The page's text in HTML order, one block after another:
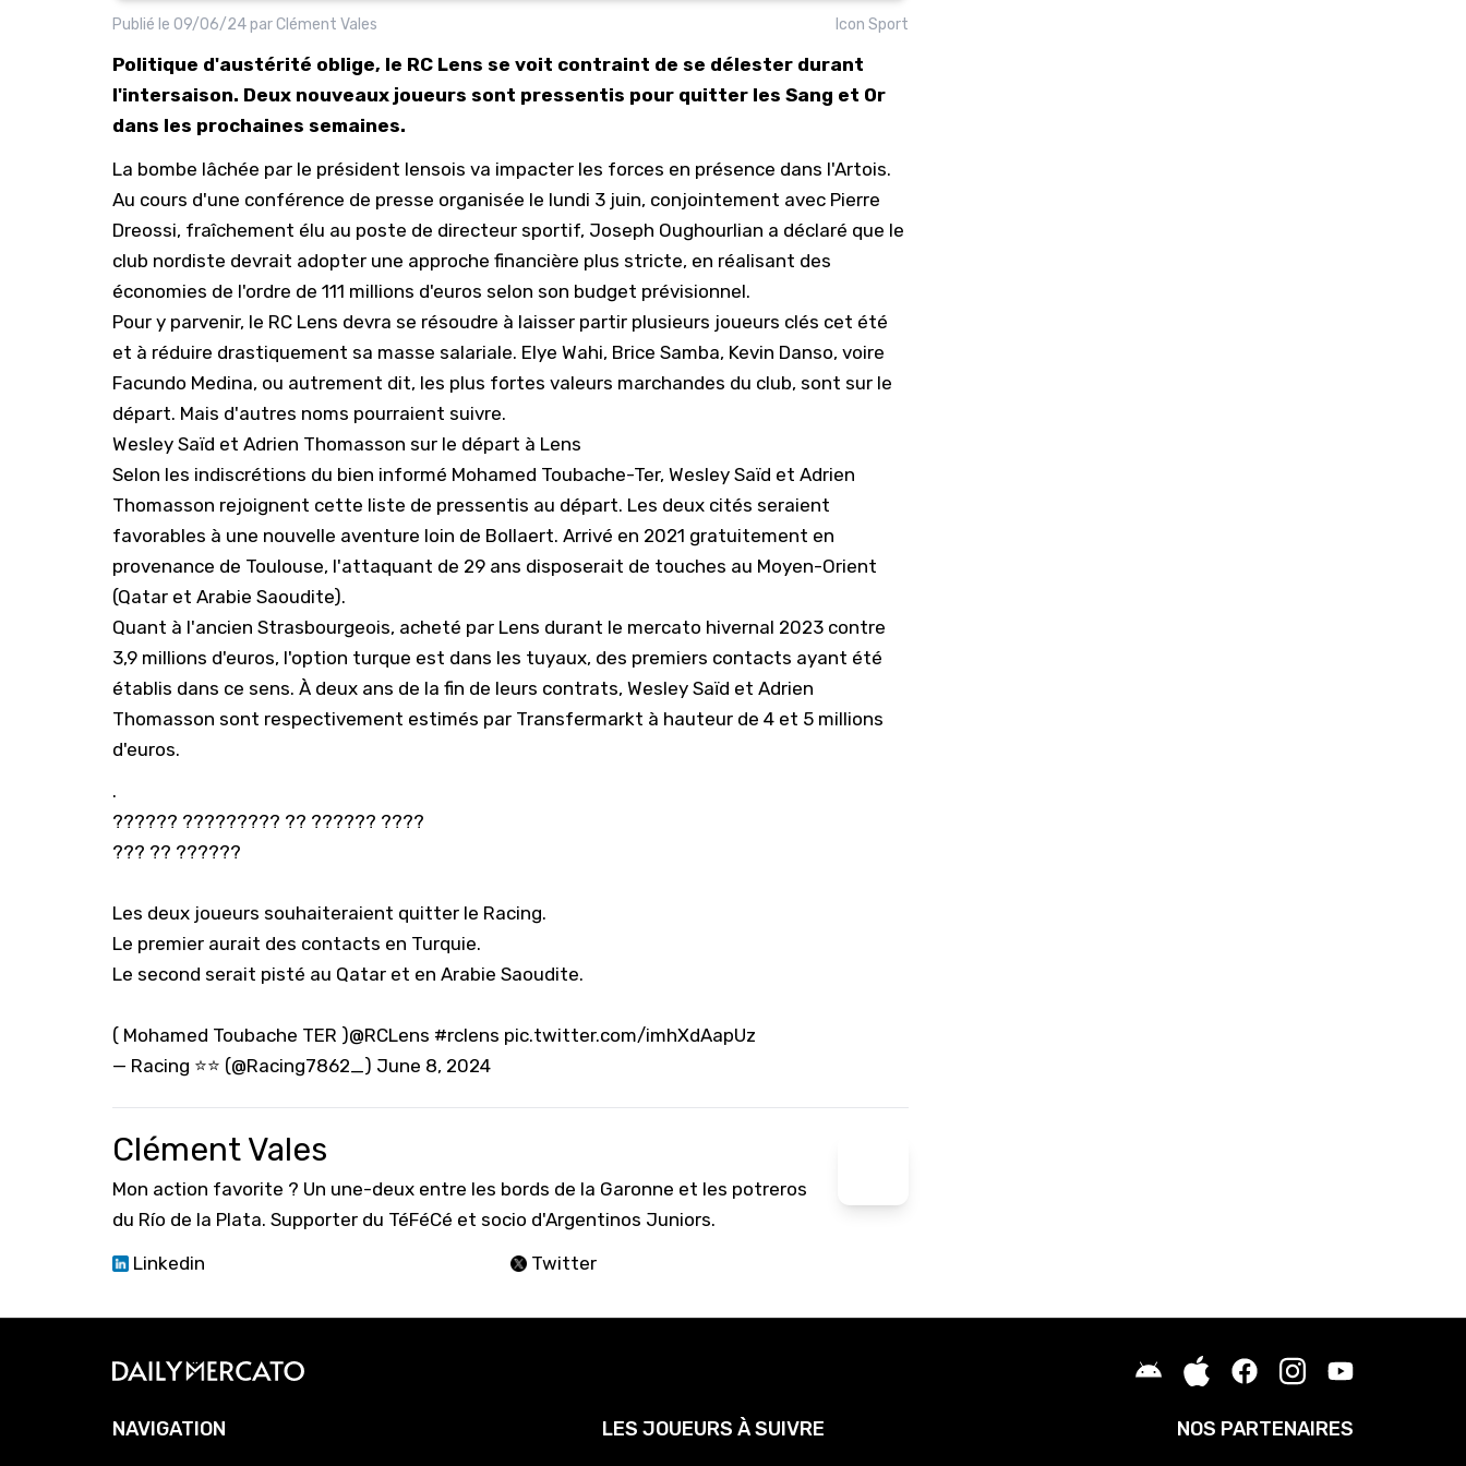
Publié le 09/06/24parClément Vales Icon Sport
Politique d'austérité oblige, le RC Lens se voit contraint de se délester durant
l'intersaison. Deux nouveaux joueurs sont pressentis pour quitter les Sang et Or
dans les prochaines semaines.
La bombe lâchée par le président lensois va impacter les forces en présence dans l'Artois.
Au cours d'une conférence de presse organisée le lundi 3 juin, conjointement avec Pierre
Dreossi, fraîchement élu au poste de directeur sportif, Joseph Oughourlian a déclaré que le
club nordiste devrait adopter une approche financière plus stricte, en réalisant des
économies de l'ordre de 111 millions d'euros selon son budget prévisionnel.
Pour y parvenir, le RC Lens devra se résoudre à laisser partir plusieurs joueurs clés cet été
et à réduire drastiquement sa masse salariale. Elye Wahi, Brice Samba, Kevin Danso, voire
Facundo Medina, ou autrement dit, les plus fortes valeurs marchandes du club, sont sur le
départ. Mais d'autres noms pourraient suivre.
Wesley Saïd et Adrien Thomasson sur le départ à Lens
Selon les indiscrétions du bien informé Mohamed Toubache-Ter, Wesley Saïd et Adrien
Thomasson rejoignent cette liste de pressentis au départ. Les deux cités seraient
favorables à une nouvelle aventure loin de Bollaert. Arrivé en 2021 gratuitement en
provenance de Toulouse, l'attaquant de 29 ans disposerait de touches au Moyen-Orient
(Qatar et Arabie Saoudite).
Quant à l'ancien Strasbourgeois, acheté par Lens durant le mercato hivernal 2023 contre
3,9 millions d'euros, l'option turque est dans les tuyaux, des premiers contacts ayant été
établis dans ce sens. À deux ans de la fin de leurs contrats, Wesley Saïd et Adrien
Thomasson sont respectivement estimés par Transfermarkt à hauteur de 4 et 5 millions
d'euros.
.
?????? ????????? ?? ?????? ????
??? ?? ??????
Les deux joueurs souhaiteraient quitter le Racing.
Le premier aurait des contacts en Turquie.
Le second serait pisté au Qatar et en Arabie Saoudite.
( Mohamed Toubache TER )@RCLens #rclens pic.twitter.com/imhXdAapUz
— Racing ⭐️⭐️ (@Racing7862_) June 8, 2024
Clément Vales
Mon action favorite ? Un une-deux entre les bords de la Garonne et les potreros
du Río de la Plata. Supporter du TéFéCé et socio d'Argentinos Juniors.
Linkedin
Twitter
NAVIGATION LES JOUEURS À SUIVRE NOS PARTENAIRES